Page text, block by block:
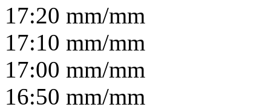
17:20 mm/mm
17:10 mm/mm
17:00 mm/mm
16:50 mm/mm